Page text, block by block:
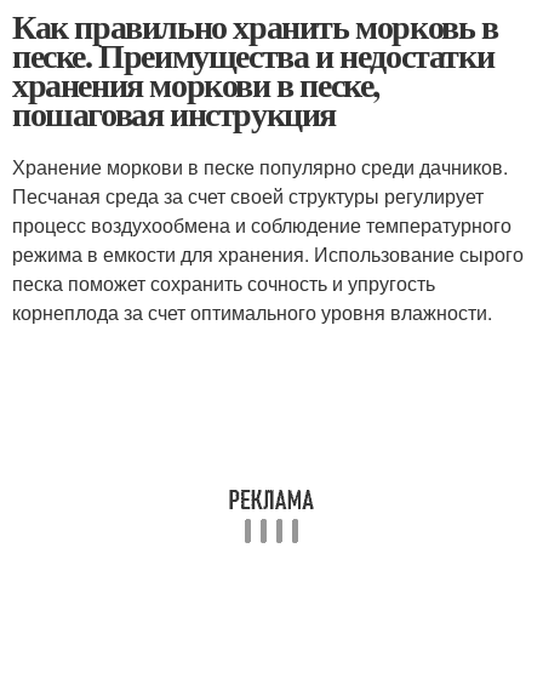
Как правильно хранить морковь в
песке. Преимущества и недостатки
хранения моркови в песке,
пошаговая инструкция
Хранение моркови в песке популярно среди дачников.
Песчаная среда за счет своей структуры регулирует
процесс воздухообмена и соблюдение температурного
режима в емкости для хранения. Использование сырого
песка поможет сохранить сочность и упругость
корнеплода за счет оптимального уровня влажности.